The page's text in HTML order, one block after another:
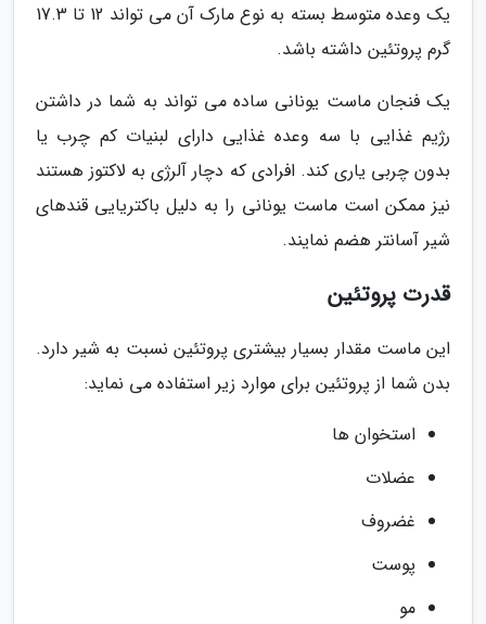
یک وعده متوسط بسته به نوع مارک آن می تواند 12 تا 17.3
گرم پروتئین داشته باشد.
یک فنجان ماست یونانی ساده می تواند به شما در داشتن
رژیم غذایی با سه وعده غذایی دارای لبنیات کم چرب یا
بدون چربی یاری کند. افرادی که دچار آلرژی به لاکتوز هستند
نیز ممکن است ماست یونانی را به دلیل باکتریایی قندهای
شیر آسانتر هضم نمایند.
قدرت پروتئین
این ماست مقدار بسیار بیشتری پروتئین نسبت به شیر دارد.
بدن شما از پروتئین برای موارد زیر استفاده می نماید:
استخوان ها
عضلات
غضروف
پوست
مو